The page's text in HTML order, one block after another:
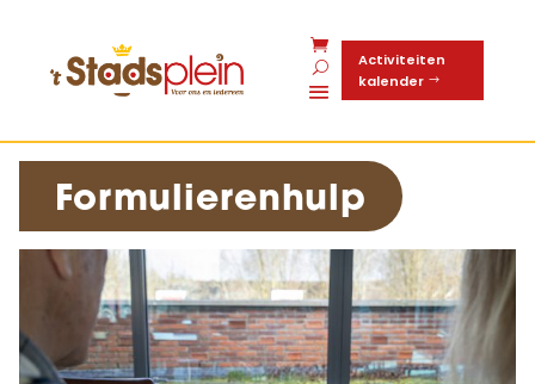
Activiteiten
kalender
Formulierenhulp